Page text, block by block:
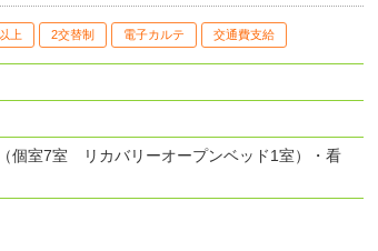
上 2交替制 電子カルテ 交通費支給
個室7室 リカバリーオープンベッド1室）・看